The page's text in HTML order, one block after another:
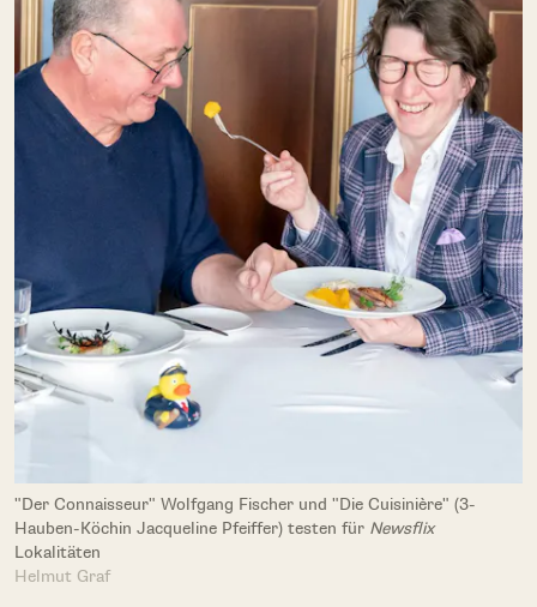
"Der Connaisseur" Wolfgang Fischer und "Die Cuisinière" (3-
Hauben-Köchin Jacqueline Pfeiffer) testen für Newsflix
Lokalitäten
Helmut Graf